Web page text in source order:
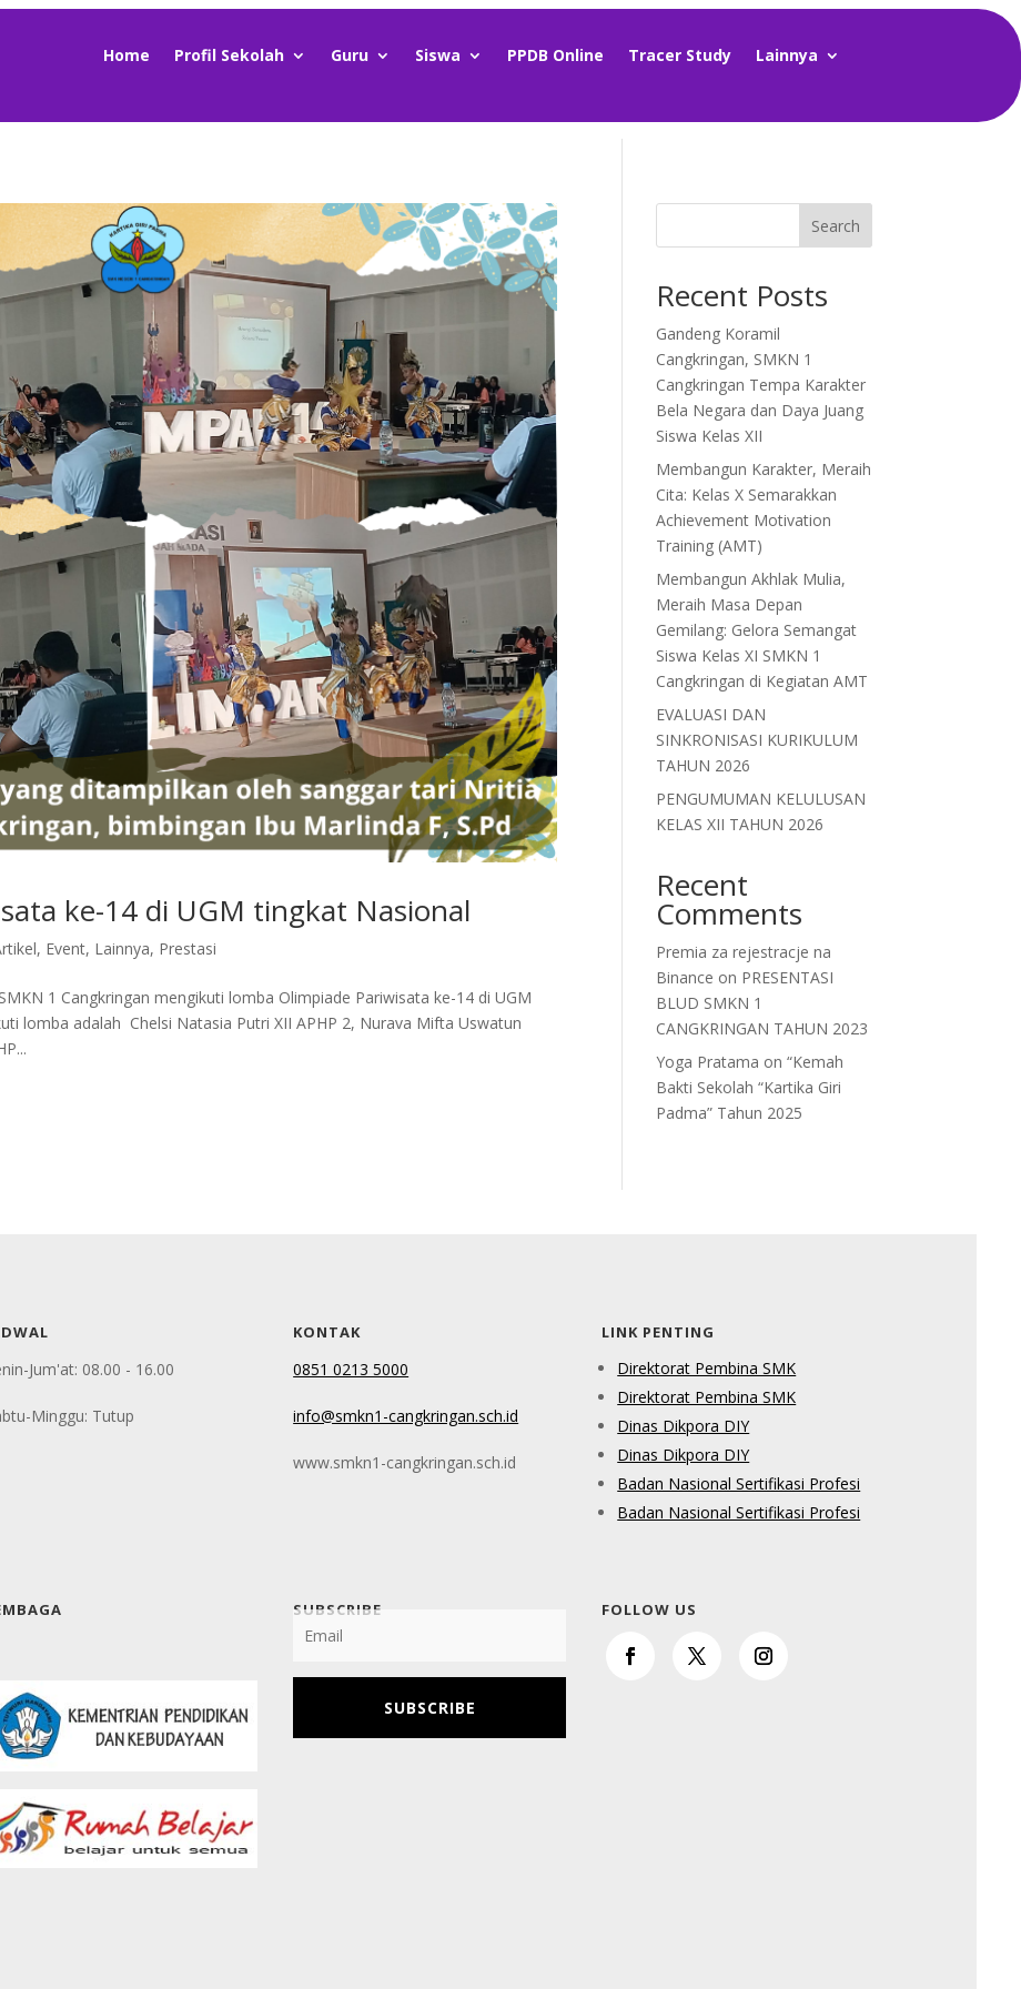
Home Profil Sekolah Guru Siswa PPDB Online Tracer Study Lainnya
ke-14 di UGM tingkat Nasional
, Event, Lainnya, Prestasi
1 Cangkringan mengikuti lomba Olimpiade Pariwisata ke-14 di UGM
lomba adalah Chelsi Natasia Putri XII APHP 2, Nurava Mifta Uswatun
Search
Recent Posts
Gandeng Koramil
Cangkringan, SMKN 1
Cangkringan Tempa Karakter
Bela Negara dan Daya Juang
Siswa Kelas XII
Membangun Karakter, Meraih
Cita: Kelas X Semarakkan
Achievement Motivation
Training (AMT)
Membangun Akhlak Mulia,
Meraih Masa Depan
Gemilang: Gelora Semangat
Siswa Kelas XI SMKN 1
Cangkringan di Kegiatan AMT
EVALUASI DAN
SINKRONISASI KURIKULUM
TAHUN 2026
PENGUMUMAN KELULUSAN
KELAS XII TAHUN 2026
Recent
Comments
Premia za rejestracje na
Binance on PRESENTASI
BLUD SMKN 1
CANGKRINGAN TAHUN 2023
Yoga Pratama on“Kemah
Bakti Sekolah “Kartika Giri
Padma” Tahun 2025
Jum'at: 08.00 - 16.00
Minggu: Tutup
KONTAK
0851 0213 5000
info@smkn1-cangkringan.sch.id
www.smkn1-cangkringan.sch.id
LINK PENTING
Direktorat Pembina SMK
Direktorat Pembina SMK
Dinas Dikpora DIY
Dinas Dikpora DIY
Badan Nasional Sertifikasi Profesi
Badan Nasional Sertifikasi Profesi
SUBSCRIBE
SUBSCRIBE
FOLLOW US